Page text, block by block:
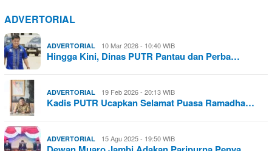
ADVERTORIAL
ADVERTORIAL 10 Mar 2026 - 10:40 WIB
Hingga Kini, Dinas PUTR Pantau dan Perba…
ADVERTORIAL 19 Feb 2026 - 20:13 WIB
Kadis PUTR Ucapkan Selamat Puasa Ramadha…
ADVERTORIAL 15 Agu 2025 - 19:50 WIB